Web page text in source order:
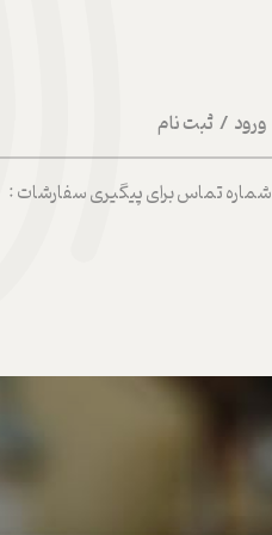
ورود / ثبت نام
حساب کاربری من
تغییر گذر واژه
شماره تماس برای پیگیری سفارشات : 09357675776